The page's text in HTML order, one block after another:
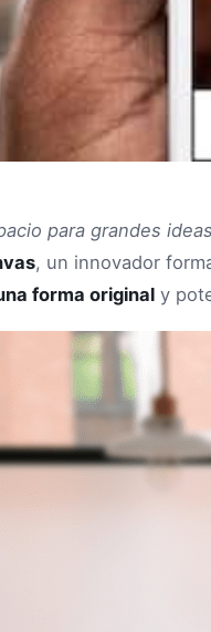
para grandes
, un innovador
forma original y